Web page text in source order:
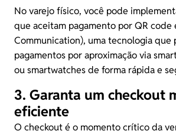
No varejo físico, você pode
que aceitam pagamento por QR code
Communication), uma tecnologia que
pagamentos por aproximação via
ou smartwatches de forma rápida e
3. Garanta um checkout
eficiente
O checkout é o momento crítico da